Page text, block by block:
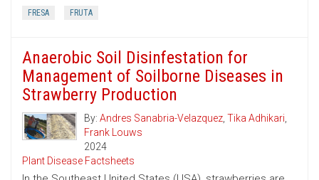
FRESA FRUTA
Anaerobic Soil Disinfestation for
Management of Soilborne Diseases in
Strawberry Production
By: Andres Sanabria-Velazquez, Tika Adhikari,
Frank Louws
2024
Plant Disease Factsheets